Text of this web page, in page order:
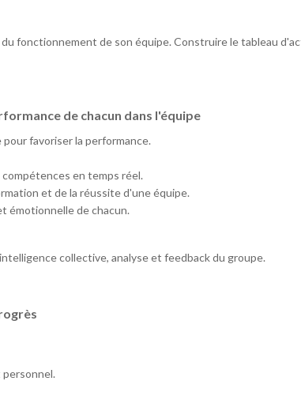
fonctionnement de son équipe. Construire le tableau
de chacun dans l'équipe
favoriser la performance.
en temps réel.
et de la réussite d'une équipe.
émotionnelle de chacun.
collective, analyse et feedback du groupe.